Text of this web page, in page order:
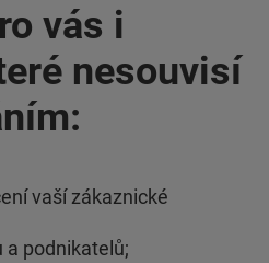
vás i
nesouvisí
vaší zákaznické
a podnikatelů;